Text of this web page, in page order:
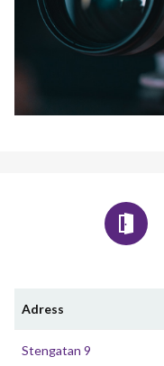
Adress
Stengatan 9